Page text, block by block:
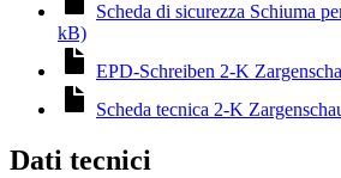
Scheda di sicurezza Schiuma
kB)
EPD-Schreiben 2-K
Scheda tecnica 2-K
Dati tecnici